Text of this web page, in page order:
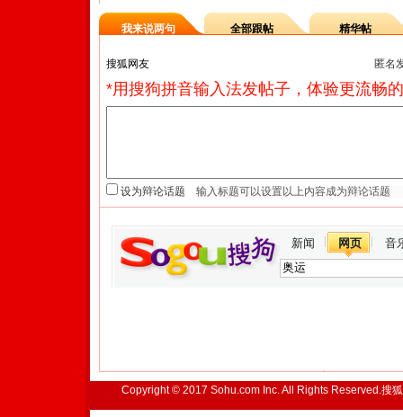
我来说两句 全部跟帖 精华帖
匿名
*用搜狗拼音输入法发帖子，体验更流畅
设为辩论话题
新闻 网页 音
Copyright © 2017 Sohu.com Inc. All Rights Reserved.搜